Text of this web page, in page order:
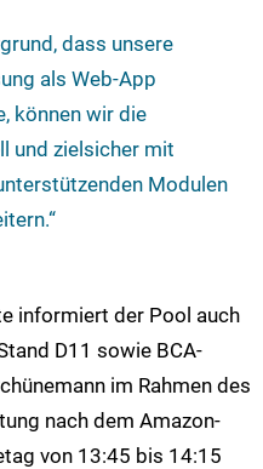
dass unsere
als Web-App
können wir die
und zielsicher mit
Modulen
informiert der Pool auch
D11 sowie BCA-
im Rahmen des
nach dem Amazon-
von 13:45 bis 14:15